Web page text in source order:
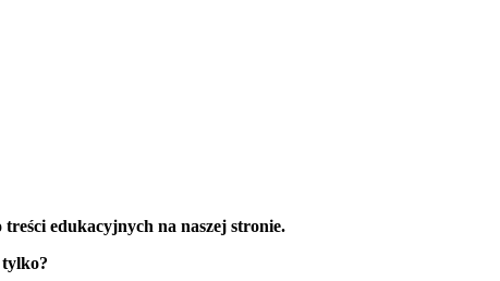
treści edukacyjnych na naszej stronie.
tylko?